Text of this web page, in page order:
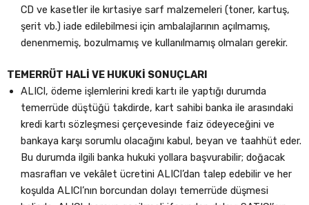
CD ve kasetler ile kırtasiye sarf malzemeleri (toner, kartuş,
şerit vb.) iade edilebilmesi için ambalajlarının açılmamış,
denenmemiş, bozulmamış ve kullanılmamış olmaları gerekir.
TEMERRÜT HALİ VE HUKUKİ SONUÇLARI
ALICI, ödeme işlemlerini kredi kartı ile yaptığı durumda
temerrüde düştüğü takdirde, kart sahibi banka ile arasındaki
kredi kartı sözleşmesi çerçevesinde faiz ödeyeceğini ve
bankaya karşı sorumlu olacağını kabul, beyan ve taahhüt eder.
Bu durumda ilgili banka hukuki yollara başvurabilir; doğacak
masrafları ve vekâlet ücretini ALICI’dan talep edebilir ve her
koşulda ALICI’nın borcundan dolayı temerrüde düşmesi